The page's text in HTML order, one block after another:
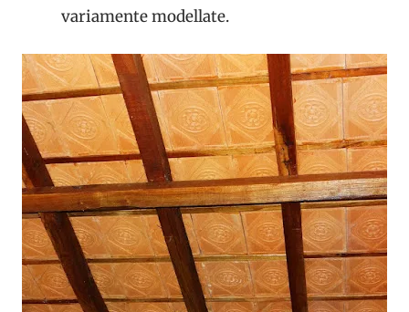
variamente modellate.